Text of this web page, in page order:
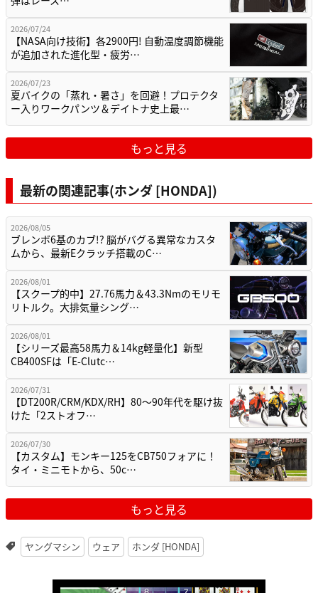
2026/07/24
【NASA向け技術】各2900円! 自動温度調節機能
が追加された進化型・疲労…
2026/07/23
夏バイクの「蒸れ・暑さ」を回避！プロテクタ
ー入りワークパンツ＆デイトナ史上最…
もっと見る
最新の関連記事(ホンダ [HONDA])
2026/08/05
ブレンボ6基のカブ!? 脳がバグる異常なカスタ
ムから、最新Eクラッチ搭載のC…
2026/08/01
【スクープ的中】27.76馬力＆43.3Nmのモリモ
リトルク。大排気量シング…
2026/08/01
【シリーズ最高58馬力＆14kg軽量化】新型
CB400SFは「E-Clutc…
2026/07/31
【DT200R/CRM/KDX/RH】80〜90年代を駆け抜
けた「2ストオフ…
2026/07/30
【カスタム】モンキー125をCB750フォアに！
タイ・ミニモトから、50c…
もっと見る
ヤングマシン ウェア ホンダ [HONDA]